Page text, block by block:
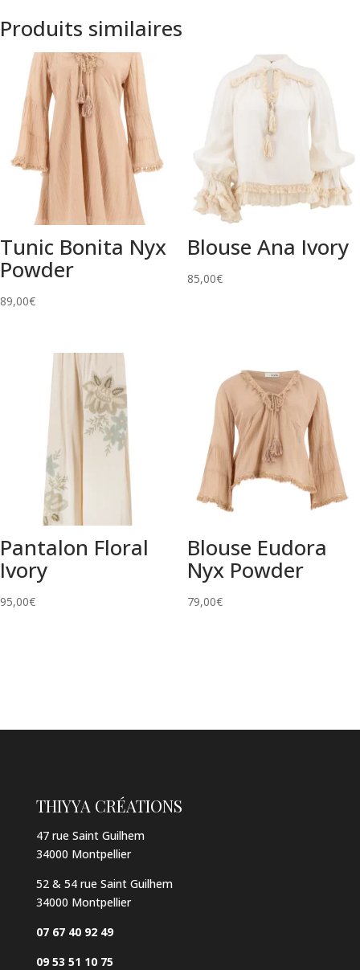
Produits similaires
Tunic Bonita Nyx
Powder
89,00€
Blouse Ana Ivory
85,00€
Pantalon Floral
Ivory
95,00€
Blouse Eudora
Nyx Powder
79,00€
THIYYA CRÉATIONS
47 rue Saint Guilhem
34000 Montpellier
52 & 54 rue Saint Guilhem
34000 Montpellier
07 67 40 92 49
09 53 51 10 75